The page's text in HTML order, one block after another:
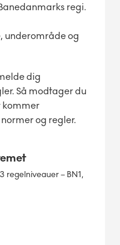
regi.
underområde og
dig
Så modtager du
kommer
og regler.
regelniveauer – BN1,